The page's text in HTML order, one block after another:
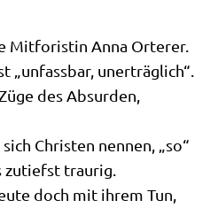
Mit­fo­ri­stin Anna Ort­e­r­er.
„unfass­bar, unerträglich“.
des Absur­den,
Chri­sten nen­nen, „so“
zutiefst traurig.
doch mit ihrem Tun,